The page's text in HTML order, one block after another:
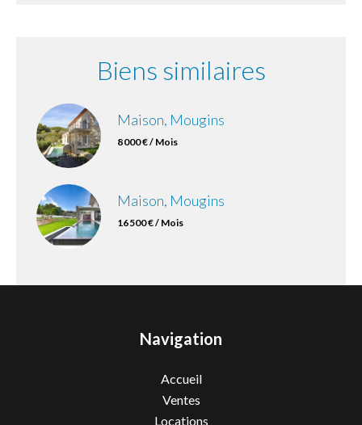
Biens similaires
Maison, Mougins
8 000 € / Mois
Maison, Mougins
16 500 € / Mois
Navigation
Accueil
Ventes
Locations